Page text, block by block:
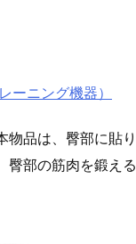
ーニング機器）
物品は、臀部に
部の筋肉を鍛え